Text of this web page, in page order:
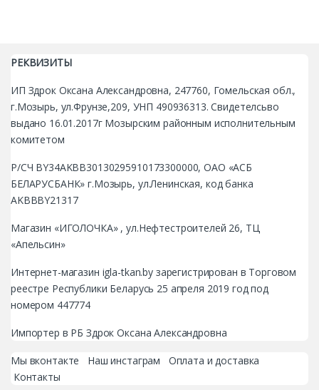
РЕКВИЗИТЫ
ИП Здрок Оксана Александровна, 247760, Гомельская обл.,
г.Мозырь, ул.Фрунзе,209, УНП 490936313. Свидетелсьво
выдано 16.01.2017г Мозырским районным исполнительным
комитетом
Р/СЧ BY34AKBB30130295910173300000, ОАО «АСБ
БЕЛАРУСБАНК» г.Мозырь, ул.Ленинская, код банка
AKBBBY21317
Магазин «ИГОЛОЧКА» , ул.Нефтестроителей 26, ТЦ
«Апельсин»
Интернет-магазин igla-tkan.by зарегистрирован в Торговом
реестре Республики Беларусь 25 апреля 2019 год под
номером 447774
Импортер в РБ Здрок Оксана Александровна
Мы вконтакте Наш инстаграм
Оплата и доставка
Контакты